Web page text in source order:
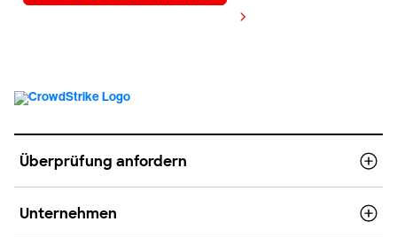
Überprüfung anfordern
Unternehmen